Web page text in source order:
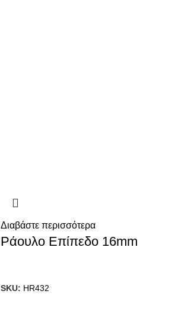
Διαβάστε περισσότερα
Ράουλο Επίπεδο 16mm
SKU: HR432